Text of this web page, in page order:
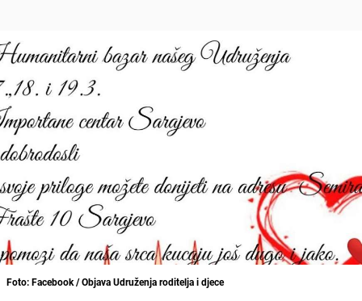
Foto: Facebook / Objava Udruženja roditelja i djece